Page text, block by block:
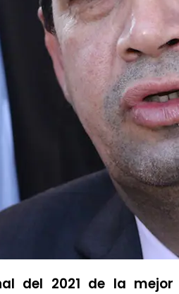
del 2021 de la mejor